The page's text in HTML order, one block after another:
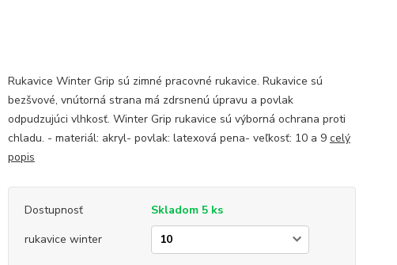
Rukavice Winter Grip sú zimné pracovné rukavice. Rukavice sú
bezšvové, vnútorná strana má zdrsnenú úpravu a povlak
odpudzujúci vlhkosť. Winter Grip rukavice sú výborná ochrana proti
chladu. - materiál: akryl- povlak: latexová pena- veľkosť: 10 a 9 celý
popis
Dostupnosť
Skladom 5 ks
rukavice winter